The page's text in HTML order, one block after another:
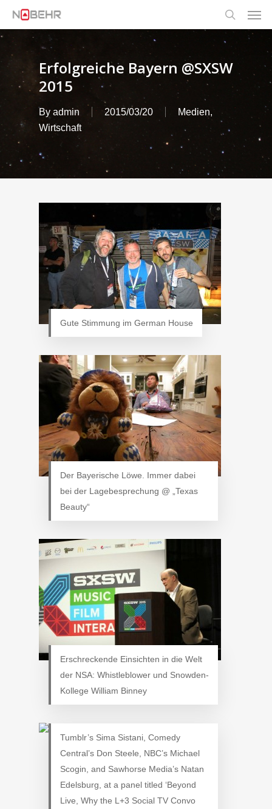
main
content
search
Erfolgreiche Bayern @SXSW
2015
By admin 2015/03/20 Medien,
Wirtschaft
Gute Stimmung im German House
Der Bayerische Löwe. Immer dabei
bei der Lagebesprechung @ „Texas
Beauty“
Erschreckende Einsichten in die Welt
der NSA: Whistleblower und Snowden-
Kollege William Binney
Tumblr’s Sima Sistani, Comedy
Central’s Don Steele, NBC’s Michael
Scogin, and Sawhorse Media’s Natan
Edelsburg, at a panel titled ‘Beyond
Live, Why the L+3 Social TV Convo